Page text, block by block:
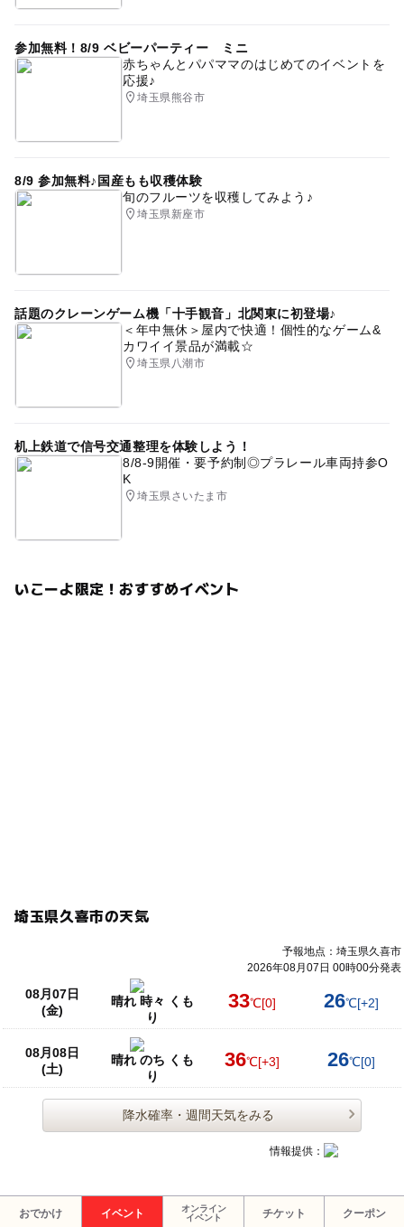
た場合は保護者さまのお迎えをお願いいたします。
れるのは保護者さま２名までとさせていただきます。その
他の方はパーテーションの外からご観覧ください。
・ハイハイレースを行うマットの上は土足厳禁です。
スタッフの判断により安全上ご使用いただけない場合もあ
・イベント開催中、ホームページやSNS等に掲載するお写
真の撮影を行います。またイベント終了後にレースタイム
などのお問い合わせにはお答えできかねますのでご了承く
このイベントの受付は終了しました。
予約はこちらから
GW(ゴールデンウィーク)
参加無料！8/9 ベビーパーティー ミニ
赤ちゃんとパパママのはじめてのイベントを
応援♪
埼玉県熊谷市
8/9 参加無料♪国産もも収穫体験
旬のフルーツを収穫してみよう♪
埼玉県新座市
話題のクレーンゲーム機「十手観音」北関東に初登場♪
＜年中無休＞屋内で快適！個性的なゲーム&
カワイイ景品が満載☆
埼玉県八潮市
机上鉄道で信号交通整理を体験しよう！
8/8-9開催・要予約制◎プラレール車両持参O
K
埼玉県さいたま市
いこーよ限定！おすすめイベント
埼玉県久喜市の天気
予報地点：埼玉県久喜市
2026年08月07日 00時00分発表
08月07日
(金)
晴れ 時々 くも
り
33℃[0] 26℃[+2]
08月08日
(土)
晴れ のち くも
り
36℃[+3] 26℃[0]
降水確率・週間天気をみる
情報提供：
おでかけ イベント
オンライン
イベント
チケット クーポン